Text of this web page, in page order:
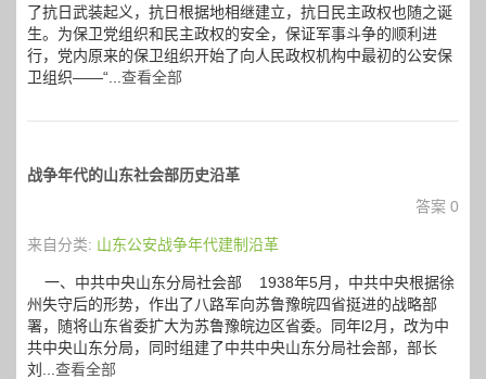
了抗日武装起义，抗日根据地相继建立，抗日民主政权也随之诞
生。为保卫党组织和民主政权的安全，保证军事斗争的顺利进
行，党内原来的保卫组织开始了向人民政权机构中最初的公安保
卫组织——“... 查看全部
战争年代的山东社会部历史沿革
答案 0
来自分类: 山东公安战争年代建制沿革
一、中共中央山东分局社会部 1938年5月，中共中央根据徐
州失守后的形势，作出了八路军向苏鲁豫皖四省挺进的战略部
署，随将山东省委扩大为苏鲁豫皖边区省委。同年l2月，改为中
共中央山东分局，同时组建了中共中央山东分局社会部，部长
刘... 查看全部